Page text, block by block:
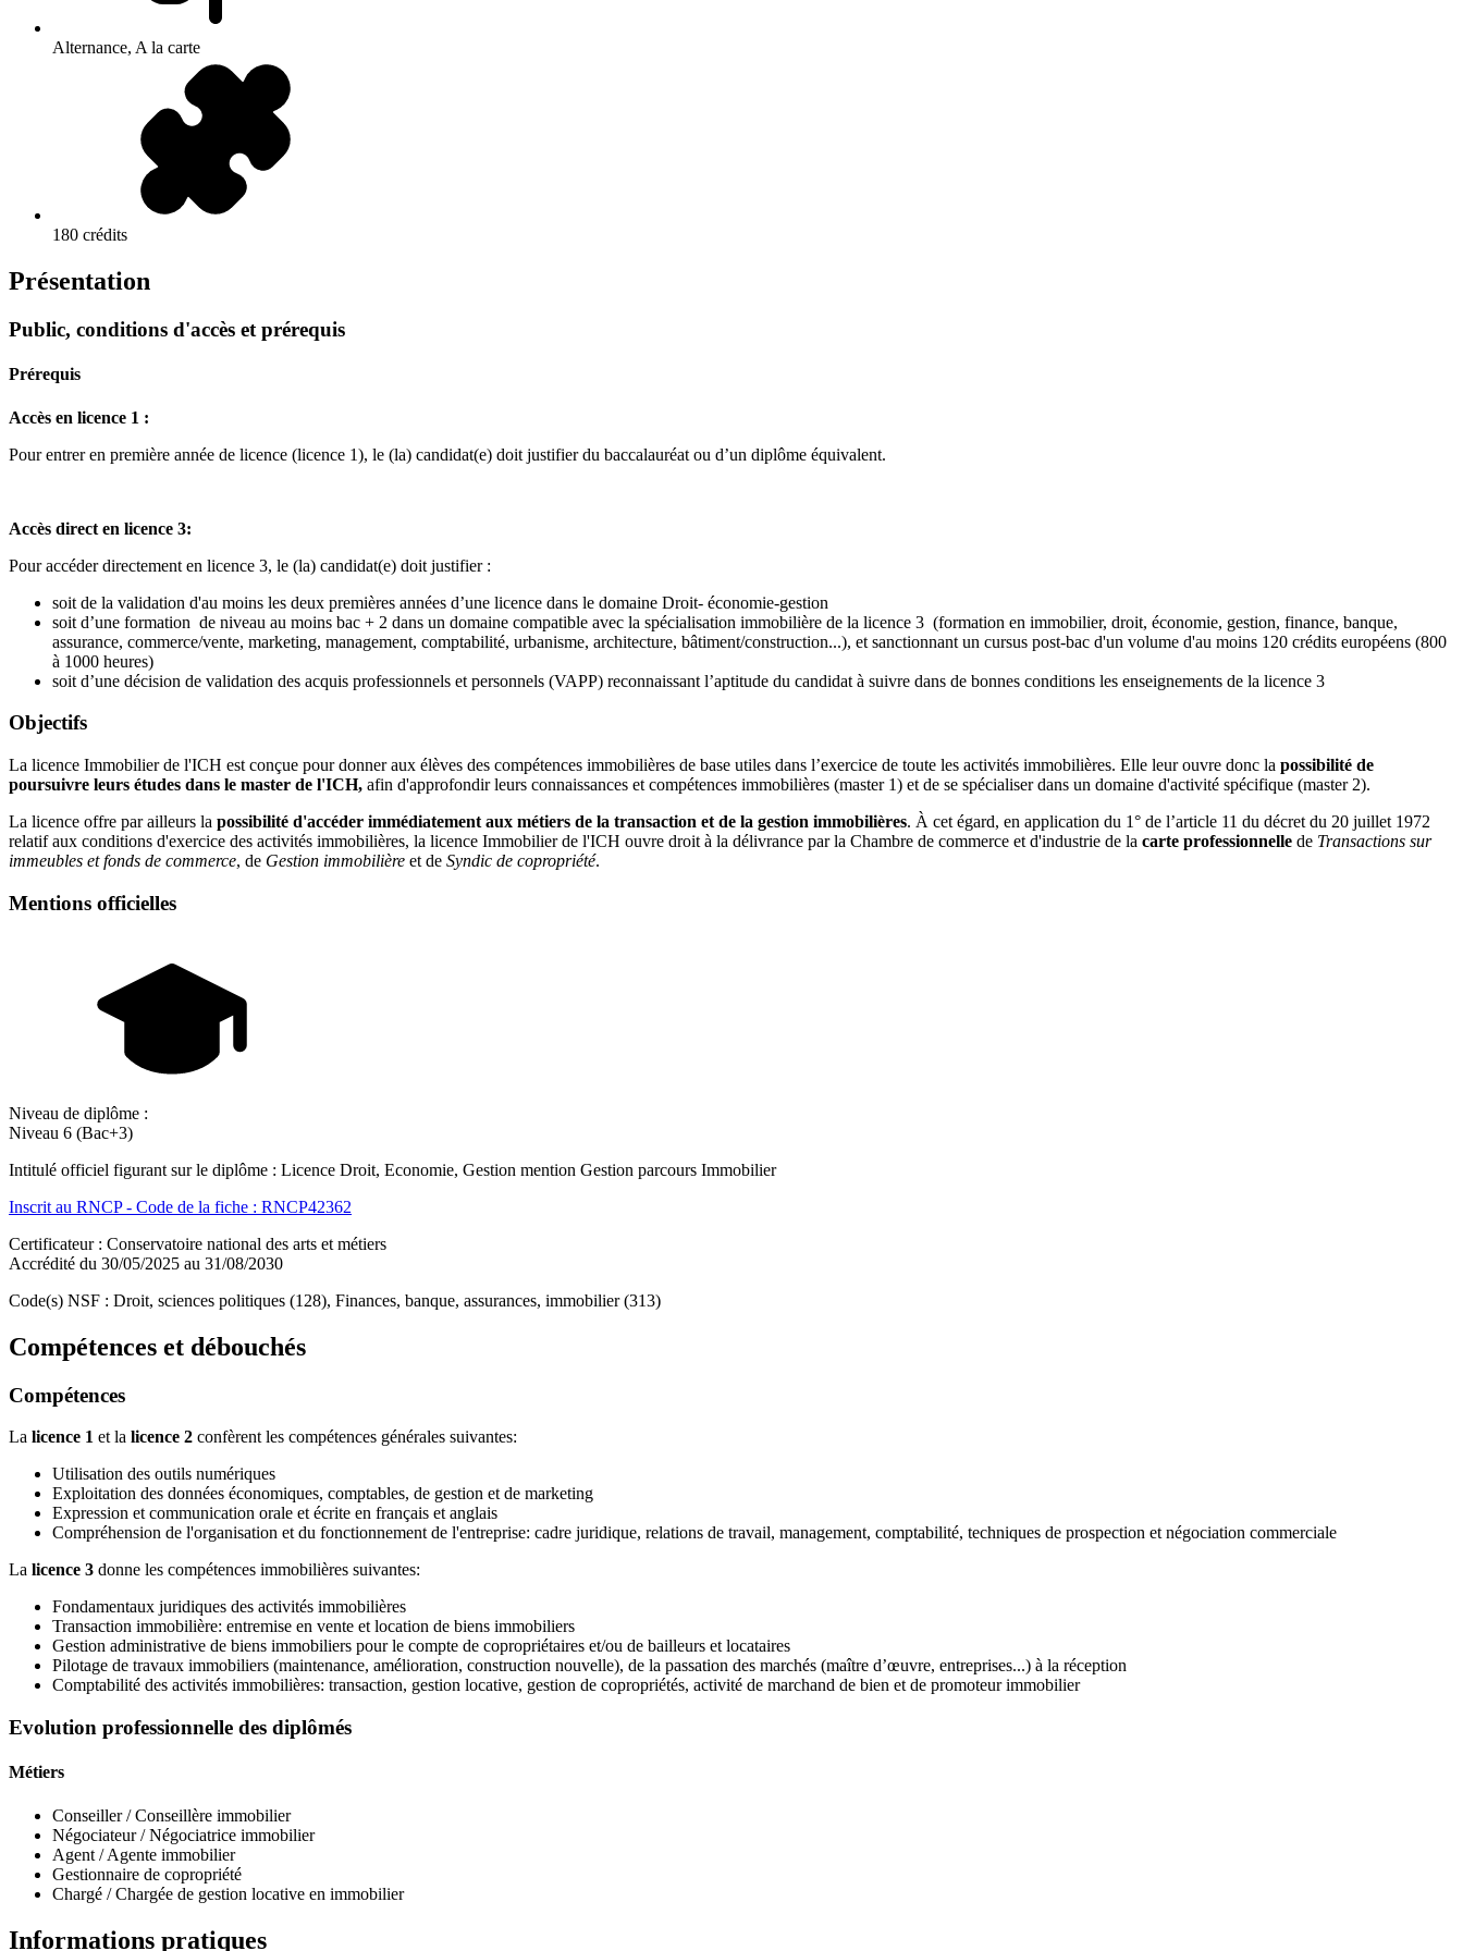
Alternance, A la carte
180 crédits
Présentation
Public, conditions d'accès et prérequis
Prérequis
Accès en licence 1 :
Pour entrer en première année de licence (licence 1), le (la) candidat(e) doit justifier du baccalauréat ou d’un diplôme équivalent.
Accès direct en licence 3:
Pour accéder directement en licence 3, le (la) candidat(e) doit justifier :
soit de la validation d'au moins les deux premières années d’une licence dans le domaine Droit- économie-gestion
soit d’une formation de niveau au moins bac + 2 dans un domaine compatible avec la spécialisation immobilière de la licence 3 (formation en immobilier, droit, économie, gestion, finance, banque,
assurance, commerce/vente, marketing, management, comptabilité, urbanisme, architecture, bâtiment/construction...), et sanctionnant un cursus post-bac d'un volume d'au moins 120 crédits européens (800
à 1000 heures)
soit d’une décision de validation des acquis professionnels et personnels (VAPP) reconnaissant l’aptitude du candidat à suivre dans de bonnes conditions les enseignements de la licence 3
Objectifs
La licence Immobilier de l'ICH est conçue pour donner aux élèves des compétences immobilières de base utiles dans l’exercice de toute les activités immobilières. Elle leur ouvre donc la possibilité de
poursuivre leurs études dans le master de l'ICH, afin d'approfondir leurs connaissances et compétences immobilières (master 1) et de se spécialiser dans un domaine d'activité spécifique (master 2).
La licence offre par ailleurs la possibilité d'accéder immédiatement aux métiers de la transaction et de la gestion immobilières. À cet égard, en application du 1° de l’article 11 du décret du 20 juillet 1972
relatif aux conditions d'exercice des activités immobilières, la licence Immobilier de l'ICH ouvre droit à la délivrance par la Chambre de commerce et d'industrie de la carte professionnelle de Transactions sur
immeubles et fonds de commerce, de Gestion immobilière et de Syndic de copropriété.
Mentions officielles
Niveau de diplôme :
Niveau 6 (Bac+3)
Intitulé officiel figurant sur le diplôme : Licence Droit, Economie, Gestion mention Gestion parcours Immobilier
Inscrit au RNCP - Code de la fiche : RNCP42362
Certificateur : Conservatoire national des arts et métiers
Accrédité du 30/05/2025 au 31/08/2030
Code(s) NSF : Droit, sciences politiques (128), Finances, banque, assurances, immobilier (313)
Compétences et débouchés
Compétences
La licence 1 et la licence 2 confèrent les compétences générales suivantes:
Utilisation des outils numériques
Exploitation des données économiques, comptables, de gestion et de marketing
Expression et communication orale et écrite en français et anglais
Compréhension de l'organisation et du fonctionnement de l'entreprise: cadre juridique, relations de travail, management, comptabilité, techniques de prospection et négociation commerciale
La licence 3 donne les compétences immobilières suivantes:
Fondamentaux juridiques des activités immobilières
Transaction immobilière: entremise en vente et location de biens immobiliers
Gestion administrative de biens immobiliers pour le compte de copropriétaires et/ou de bailleurs et locataires
Pilotage de travaux immobiliers (maintenance, amélioration, construction nouvelle), de la passation des marchés (maître d’œuvre, entreprises...) à la réception
Comptabilité des activités immobilières: transaction, gestion locative, gestion de copropriétés, activité de marchand de bien et de promoteur immobilier
Evolution professionnelle des diplômés
Métiers
Conseiller / Conseillère immobilier
Négociateur / Négociatrice immobilier
Agent / Agente immobilier
Gestionnaire de copropriété
Chargé / Chargée de gestion locative en immobilier
Informations pratiques